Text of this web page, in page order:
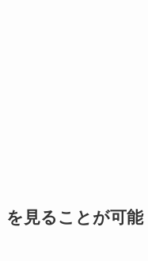
を見ることが可能